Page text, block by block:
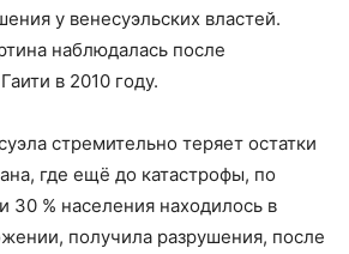
у венесуэльских властей.
наблюдалась после
в 2010 году.
стремительно теряет остатки
где ещё до катастрофы, по
% населения находилось в
получила разрушения, после